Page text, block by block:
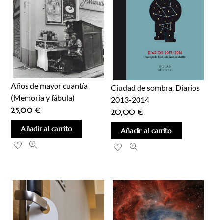
Años de mayor cuantía
(Memoria y fábula)
25,00€
Añadir al carrito
Ciudad de sombra. Diarios
2013-2014
20,00 €
Añadir al carrito